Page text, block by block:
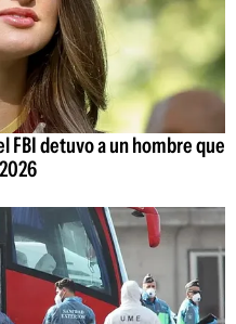
FBI detuvo a un hombre que